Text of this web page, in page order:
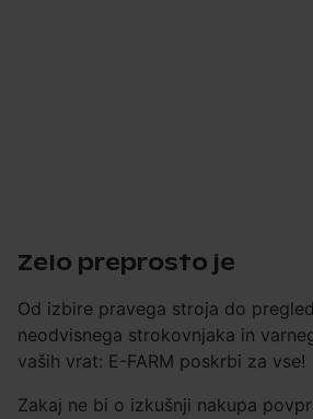
Zelo preprosto je
Od izbire pravega stroja do
neodvisnega strokovnjaka in
vaših vrat: E-FARM poskrbi za vse!
Zakaj ne bi o izkušnji nakupa